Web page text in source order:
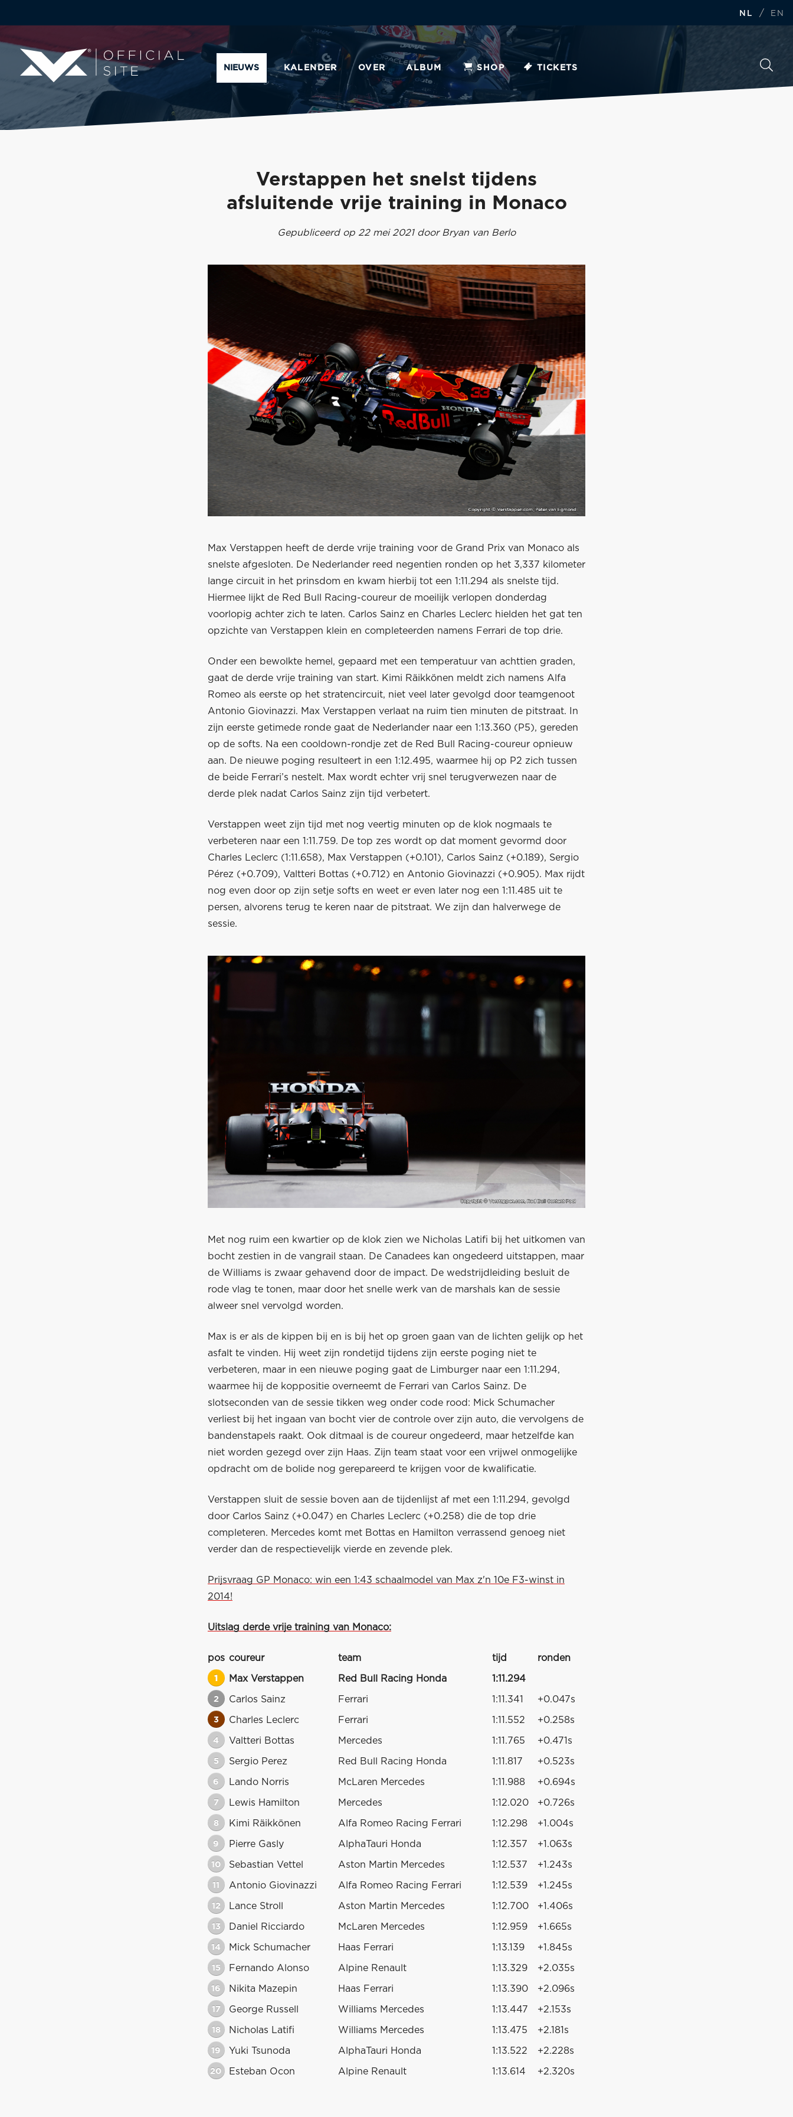
NL / EN
NIEUWS KALENDER OVER ALBUM SHOP TICKETS
Verstappen het snelst tijdens
afsluitende vrije training in Monaco
Gepubliceerd op 22 mei 2021 door Bryan van Berlo
Max Verstappen heeft de derde vrije training voor de Grand Prix van Monaco als
snelste afgesloten. De Nederlander reed negentien ronden op het 3,337 kilometer
lange circuit in het prinsdom en kwam hierbij tot een 1:11.294 als snelste tijd.
Hiermee lijkt de Red Bull Racing-coureur de moeilijk verlopen donderdag
voorlopig achter zich te laten. Carlos Sainz en Charles Leclerc hielden het gat ten
opzichte van Verstappen klein en completeerden namens Ferrari de top drie.
Onder een bewolkte hemel, gepaard met een temperatuur van achttien graden,
gaat de derde vrije training van start. Kimi Räikkönen meldt zich namens Alfa
Romeo als eerste op het stratencircuit, niet veel later gevolgd door teamgenoot
Antonio Giovinazzi. Max Verstappen verlaat na ruim tien minuten de pitstraat. In
zijn eerste getimede ronde gaat de Nederlander naar een 1:13.360 (P5), gereden
op de softs. Na een cooldown-rondje zet de Red Bull Racing-coureur opnieuw
aan. De nieuwe poging resulteert in een 1:12.495, waarmee hij op P2 zich tussen
de beide Ferrari’s nestelt. Max wordt echter vrij snel terugverwezen naar de
derde plek nadat Carlos Sainz zijn tijd verbetert.
Verstappen weet zijn tijd met nog veertig minuten op de klok nogmaals te
verbeteren naar een 1:11.759. De top zes wordt op dat moment gevormd door
Charles Leclerc (1:11.658), Max Verstappen (+0.101), Carlos Sainz (+0.189), Sergio
Pérez (+0.709), Valtteri Bottas (+0.712) en Antonio Giovinazzi (+0.905). Max rijdt
nog even door op zijn setje softs en weet er even later nog een 1:11.485 uit te
persen, alvorens terug te keren naar de pitstraat. We zijn dan halverwege de
sessie.
Met nog ruim een kwartier op de klok zien we Nicholas Latifi bij het uitkomen van
bocht zestien in de vangrail staan. De Canadees kan ongedeerd uitstappen, maar
de Williams is zwaar gehavend door de impact. De wedstrijdleiding besluit de
rode vlag te tonen, maar door het snelle werk van de marshals kan de sessie
alweer snel vervolgd worden.
Max is er als de kippen bij en is bij het op groen gaan van de lichten gelijk op het
asfalt te vinden. Hij weet zijn rondetijd tijdens zijn eerste poging niet te
verbeteren, maar in een nieuwe poging gaat de Limburger naar een 1:11.294,
waarmee hij de koppositie overneemt de Ferrari van Carlos Sainz. De
slotseconden van de sessie tikken weg onder code rood: Mick Schumacher
verliest bij het ingaan van bocht vier de controle over zijn auto, die vervolgens de
bandenstapels raakt. Ook ditmaal is de coureur ongedeerd, maar hetzelfde kan
niet worden gezegd over zijn Haas. Zijn team staat voor een vrijwel onmogelijke
opdracht om de bolide nog gerepareerd te krijgen voor de kwalificatie.
Verstappen sluit de sessie boven aan de tijdenlijst af met een 1:11.294, gevolgd
door Carlos Sainz (+0.047) en Charles Leclerc (+0.258) die de top drie
completeren. Mercedes komt met Bottas en Hamilton verrassend genoeg niet
verder dan de respectievelijk vierde en zevende plek.
Prijsvraag GP Monaco: win een 1:43 schaalmodel van Max z'n 10e F3-winst in
2014!
Uitslag derde vrije training van Monaco:
pos coureur team tijd ronden
1 Max Verstappen Red Bull Racing Honda 1:11.294
2 Carlos Sainz Ferrari 1:11.341 +0.047s
3 Charles Leclerc Ferrari 1:11.552 +0.258s
4 Valtteri Bottas Mercedes 1:11.765 +0.471s
5 Sergio Perez Red Bull Racing Honda 1:11.817 +0.523s
6 Lando Norris McLaren Mercedes 1:11.988 +0.694s
7 Lewis Hamilton Mercedes 1:12.020 +0.726s
8 Kimi Räikkönen Alfa Romeo Racing Ferrari 1:12.298 +1.004s
9 Pierre Gasly AlphaTauri Honda 1:12.357 +1.063s
10 Sebastian Vettel Aston Martin Mercedes 1:12.537 +1.243s
11 Antonio Giovinazzi Alfa Romeo Racing Ferrari 1:12.539 +1.245s
12 Lance Stroll Aston Martin Mercedes 1:12.700 +1.406s
13 Daniel Ricciardo McLaren Mercedes 1:12.959 +1.665s
14 Mick Schumacher Haas Ferrari 1:13.139 +1.845s
15 Fernando Alonso Alpine Renault 1:13.329 +2.035s
16 Nikita Mazepin Haas Ferrari 1:13.390 +2.096s
17 George Russell Williams Mercedes 1:13.447 +2.153s
18 Nicholas Latifi Williams Mercedes 1:13.475 +2.181s
19 Yuki Tsunoda AlphaTauri Honda 1:13.522 +2.228s
20 Esteban Ocon Alpine Renault 1:13.614 +2.320s